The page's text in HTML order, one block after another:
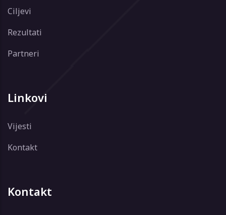
Ciljevi
Rezultati
Partneri
Linkovi
Vijesti
Kontakt
Kontakt